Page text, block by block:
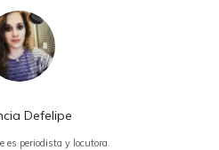
Defelipe
es periodista y locutora.